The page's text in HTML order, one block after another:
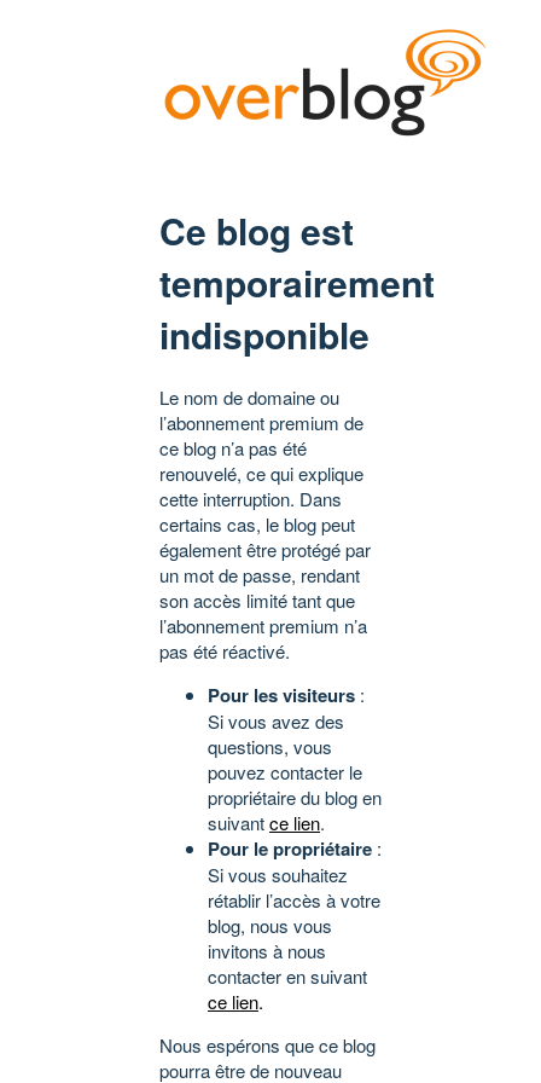
Ce blog est
temporairement
indisponible
Le nom de domaine ou
l’abonnement premium de
ce blog n’a pas été
renouvelé, ce qui explique
cette interruption. Dans
certains cas, le blog peut
également être protégé par
un mot de passe, rendant
son accès limité tant que
l’abonnement premium n’a
pas été réactivé.
Pour les visiteurs :
Si vous avez des
questions, vous
pouvez contacter le
propriétaire du blog en
suivantce lien.
Pour le propriétaire :
Si vous souhaitez
rétablir l’accès à votre
blog, nous vous
invitons à nous
contacter en suivant
ce lien.
Nous espérons que ce blog
pourra être de nouveau